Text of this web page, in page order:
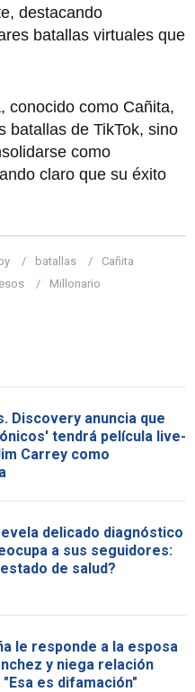
destacando
batallas virtuales que
conocido como Cañita,
batallas de TikTok, sino
como
claro que su éxito
batallas
Cañita
Millonario
Discovery anuncia que
tendrá película live-
Carrey como
delicado diagnóstico
a sus seguidores:
de salud?
le responde a la esposa
y niega relación
es difamación"